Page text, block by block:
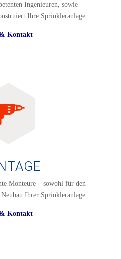
Ingenieuren, sowie
Ihre Sprinkleranlage.
Kontakt
Monteure – sowohl für den
Ihrer Sprinkleranlage.
Kontakt